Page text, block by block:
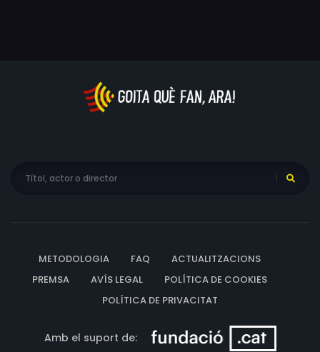
METODOLOGIA FAQ
ACTUALITZACIONS
PREMSA
AVÍS LEGAL
POLÍTICA DE COOKIES
POLÍTICA DE PRIVACITAT
Amb el suport de: